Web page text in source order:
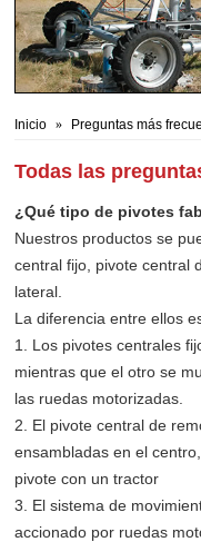
Inicio Preguntas más
Todas las
¿Qué tipo de pivotes
Nuestros productos se
central fijo, pivote central
lateral.
La diferencia entre ellos
1. Los pivotes centrales
mientras que el otro se
las ruedas motorizadas.
2. El pivote central de
ensambladas en el
pivote con un tractor
3. El sistema de
accionado por ruedas